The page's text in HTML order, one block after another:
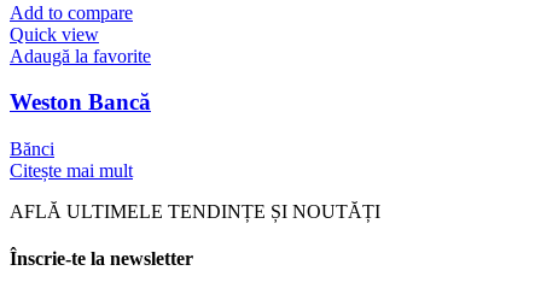
Add to compare
Quick view
Adaugă la favorite
Weston Bancă
Bănci
Citește mai mult
AFLĂ ULTIMELE TENDINȚE ȘI NOUTĂȚI
Înscrie-te la newsletter